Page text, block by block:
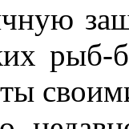
рыб-